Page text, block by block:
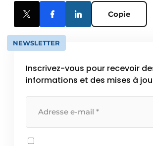
Copie
NEWSLETTER
Inscrivez-vous pour recevoir
informations et des mises à